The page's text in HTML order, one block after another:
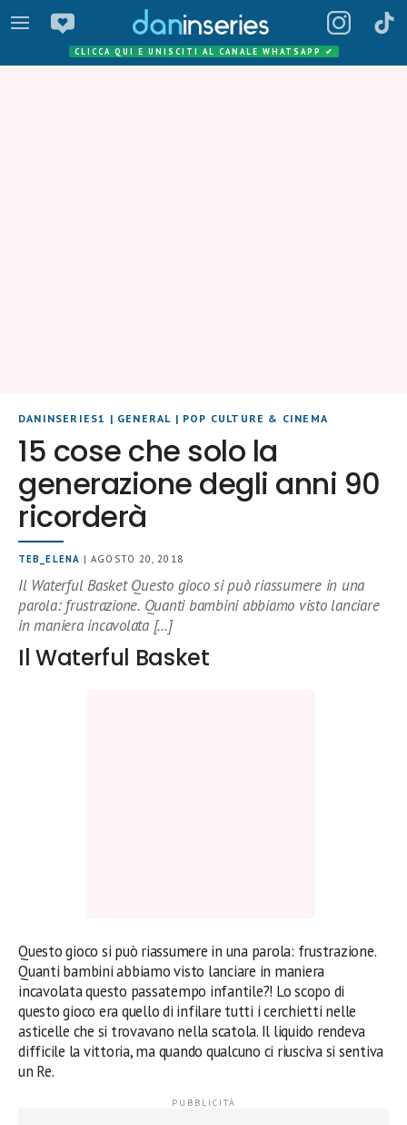
CLICCA QUI E UNISCITI AL CANALE WHATSAPP ✔
DANINSERIES1 | GENERAL | POP CULTURE & CINEMA
15 cose che solo la
generazione degli anni 90
ricorderà
TEB_ELENA | AGOSTO 20, 2018
Il Waterful Basket Questo gioco si può riassumere in una
parola: frustrazione. Quanti bambini abbiamo visto lanciare
in maniera incavolata […]
Il Waterful Basket
Questo gioco si può riassumere in una parola: frustrazione.
Quanti bambini abbiamo visto lanciare in maniera
incavolata questo passatempo infantile?! Lo scopo di
questo gioco era quello di infilare tutti i cerchietti nelle
asticelle che si trovavano nella scatola. Il liquido rendeva
difficile la vittoria, ma quando qualcuno ci riusciva si sentiva
un Re.